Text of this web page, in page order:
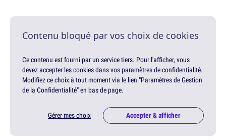
Contenu bloqué par vos choix de cookies
Ce contenu est fourni par un service tiers. Pour l'afficher, vous
devez accepter les cookies dans vos paramètres de confidentialité.
Modifiez ce choix à tout moment via le lien "Paramètres de Gestion
de la Confidentialité" en bas de page.
Gérer mes choix Accepter & afficher